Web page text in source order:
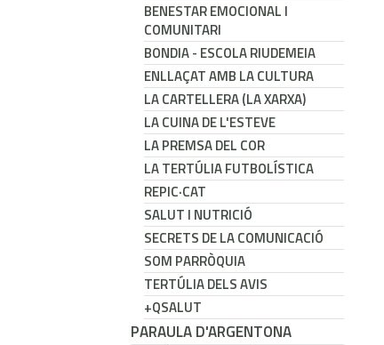
BENESTAR EMOCIONAL I
COMUNITARI
BONDIA - ESCOLA RIUDEMEIA
ENLLAÇAT AMB LA CULTURA
LA CARTELLERA (LA XARXA)
LA CUINA DE L'ESTEVE
LA PREMSA DEL COR
LA TERTÚLIA FUTBOLÍSTICA
REPIC·CAT
SALUT I NUTRICIÓ
SECRETS DE LA COMUNICACIÓ
SOM PARRÒQUIA
TERTÚLIA DELS AVIS
+QSALUT
PARAULA D'ARGENTONA